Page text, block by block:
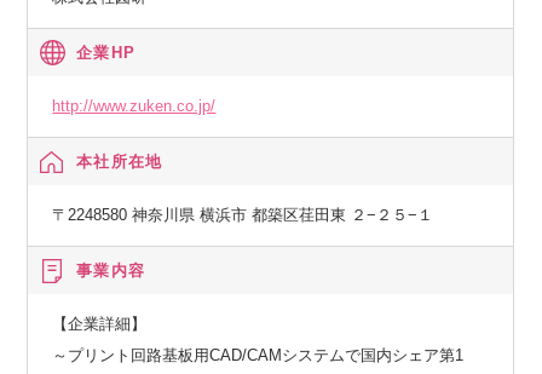
→中期経営計画で「育児休業取得促進」を掲げています。男
性の育児休業取得も推進中。
【リモートワーク制度】
【平均有休消化率：75.9％】
【男女ともに育児休業取得実績有り】
【育児休業からの復帰率100%】
【時短勤務制度（子どもが小学校3年生を修了するまで）】
【産後パパ育休取得促進】
企業HP
http://www.zuken.co.jp/
本社所在地
〒2248580 神奈川県 横浜市 都築区荏田東 ２−２５−１
事業内容
【企業詳細】
～プリント回路基板用CAD/CAMシステムで国内シェア第1